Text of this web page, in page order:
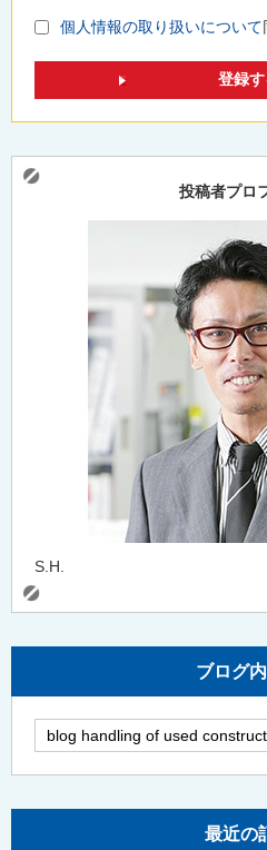
個人情報の取り扱いについて
投稿者プロ
S.H.
ブログ
最近の